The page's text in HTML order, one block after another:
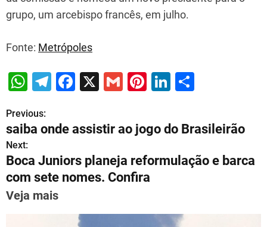
grupo, um arcebispo francês, em julho.
Fonte: Metrópoles
W
at
s
A
p
p
T
e
gr
a
m
F
e
b
o
k
X
G
ai
l
Pi
e
st
Li
k
e
dI
ar
e
P
o
s
t
Previous:
saiba onde assistir ao jogo do Brasileirão
Next:
Boca Juniors planeja reformulação e barca
com sete nomes. Confira
Veja mais